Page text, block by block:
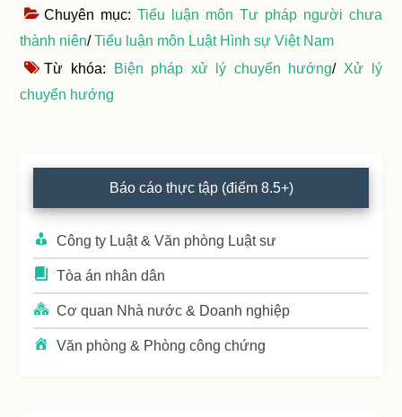
Chuyên mục:Tiểu luận môn Tư pháp người chưa
thành niên/Tiểu luận môn Luật Hình sự Việt Nam
Từ khóa:
Biện pháp xử lý chuyển hướng/ Xử lý
chuyển hướng
Primary
Sidebar
Báo cáo thực tập (điểm 8.5+)
Công ty Luật & Văn phòng Luật sư
Tòa án nhân dân
Cơ quan Nhà nước & Doanh nghiệp
Văn phòng & Phòng công chứng